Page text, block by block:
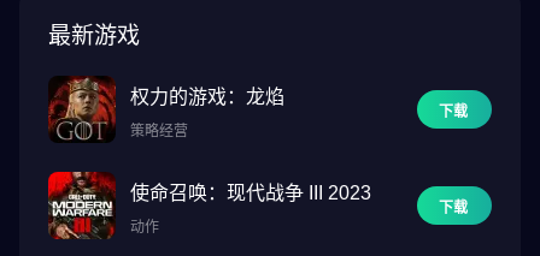
最新游戏
权力的游戏：龙焰
策略经营
下载
使命召唤：现代战争 III 2023
动作
下载